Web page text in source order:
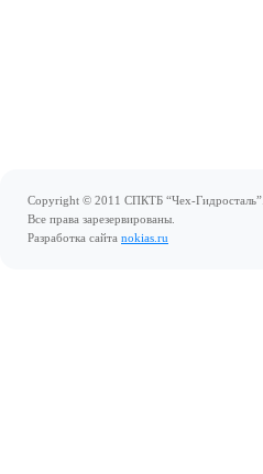
Copyright © 2011 СПКТБ “Чех-Гидросталь”.
Все права зарезервированы.
Разработка сайта nokias.ru